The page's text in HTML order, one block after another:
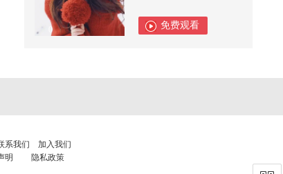
0 免费观看
系我们
加入我们
明
隐私政策